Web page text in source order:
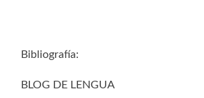
Bibliografía:
BLOG DE LENGUA